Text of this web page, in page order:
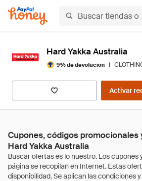
Hard Yakka Australia
9% de devolución |
Activar
Cupones, códigos promocionales
Hard Yakka Australia